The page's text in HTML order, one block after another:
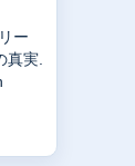
ー
真実.